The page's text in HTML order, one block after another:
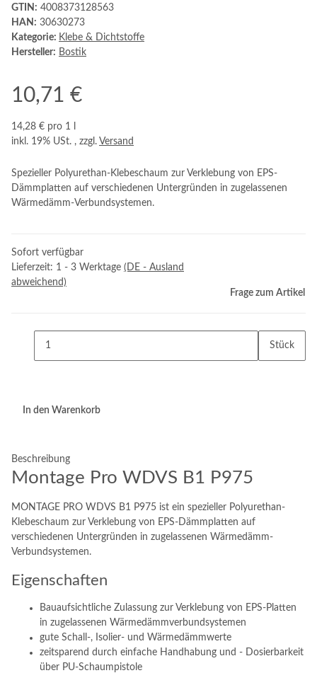
GTIN: 4008373128563
HAN: 30630273
Kategorie: Klebe & Dichtstoffe
Hersteller: Bostik
10,71 €
14,28 € pro 1 l
inkl. 19% USt. , zzgl. Versand
Spezieller Polyurethan-Klebeschaum zur Verklebung von EPS-
Dämmplatten auf verschiedenen Untergründen in zugelassenen
Wärmedämm-Verbundsystemen.
Sofort verfügbar
Lieferzeit: 1 - 3 Werktage (DE - Ausland
abweichend)
Frage zum Artikel
Stück
In den Warenkorb
Beschreibung
Montage Pro WDVS B1 P975
MONTAGE PRO WDVS B1 P975 ist ein spezieller Polyurethan-
Klebeschaum zur Verklebung von EPS-Dämmplatten auf
verschiedenen Untergründen in zugelassenen Wärmedämm-
Verbundsystemen.
Eigenschaften
Bauaufsichtliche Zulassung zur Verklebung von EPS-Platten
in zugelassenen Wärmedämmverbundsystemen
gute Schall-, Isolier- und Wärmedämmwerte
zeitsparend durch einfache Handhabung und - Dosierbarkeit
über PU-Schaumpistole